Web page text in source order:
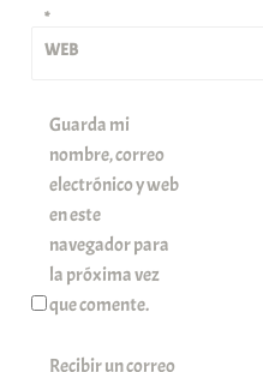
*
WEB
Guarda mi
nombre, correo
electrónico y web
en este
navegador para
la próxima vez
que comente.
Recibir un correo